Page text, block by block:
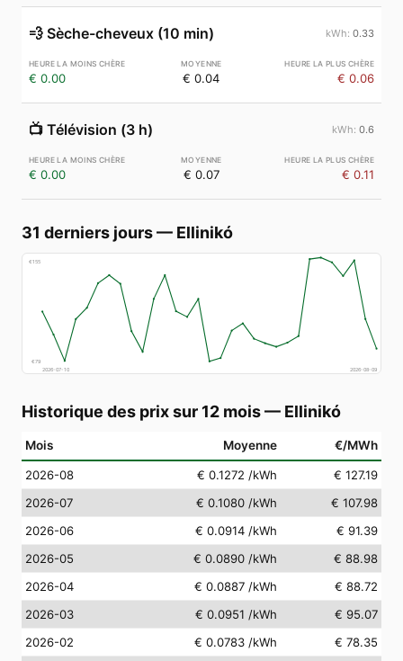
💨 Sèche-cheveux (10 min) 0.33
€ 0.00 € 0.04 € 0.06
📺 Télévision (3 h) 0.6
€ 0.00 € 0.07 € 0.11
31 derniers jours— Ellinikó
€155
€79
2026-07-10
2026-08-09
Historique des prix sur 12 mois— Ellinikó
Mois Moyenne €/MWh
2026-08 € 0.1272 /kWh
€ 127.19
2026-07
€ 0.1080 /kWh
€ 107.98
2026-06
€ 0.0914 /kWh
€ 91.39
2026-05
€ 0.0890 /kWh
€ 88.98
2026-04
€ 0.0887 /kWh
€ 88.72
2026-03
€ 0.0951 /kWh
€ 95.07
2026-02
€ 0.0783 /kWh
€ 78.35